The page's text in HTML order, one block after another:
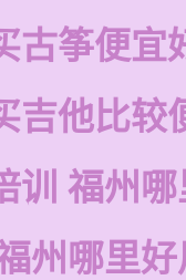
古筝便宜
吉他比较
训 福州
州哪里